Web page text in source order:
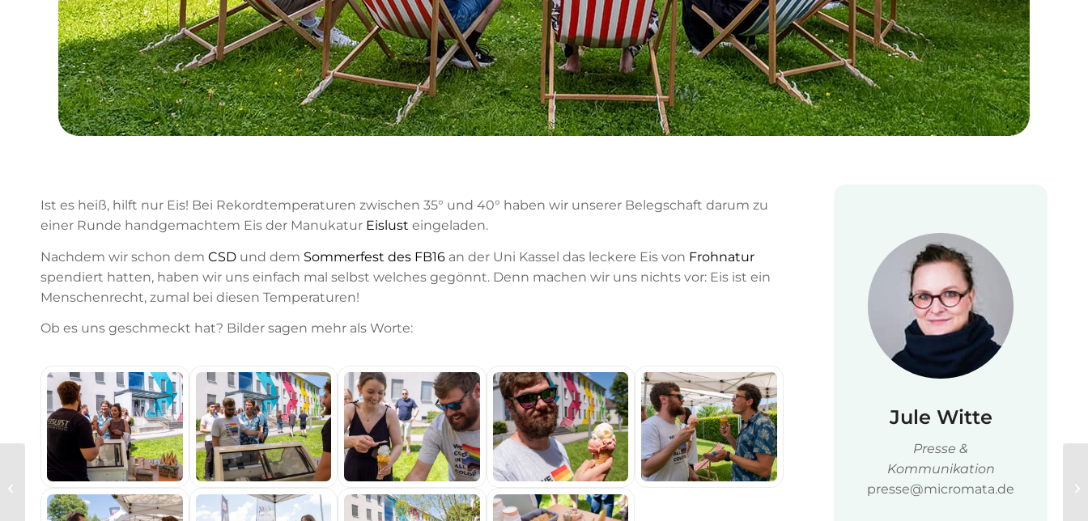
Ist es heiß, hilft nur Eis! Bei Rekordtemperaturen zwischen 35° und 40° haben wir unserer Belegschaft darum zu
einer Runde handgemachtem Eis der Manukatur Eislust eingeladen.
Nachdem wir schon dem CSD und dem Sommerfest des FB16 an der Uni Kassel das leckere Eis von Frohnatur
spendiert hatten, haben wir uns einfach mal selbst welches gegönnt. Denn machen wir uns nichts vor: Eis ist ein
Menschenrecht, zumal bei diesen Temperaturen!
Ob es uns geschmeckt hat? Bilder sagen mehr als Worte:
Jule Witte
Presse &
Kommunikation
presse@micromata.de
Sommerfest am FB
Stiel!